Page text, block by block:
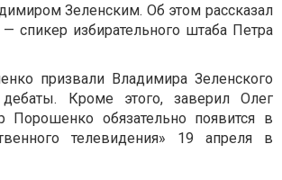
Зеленским. Об этом рассказал
спикер избирательного штаба Петра
призвали Владимира Зеленского
Кроме этого, заверил Олег
Порошенко обязательно появится в
телевидения» 19 апреля в